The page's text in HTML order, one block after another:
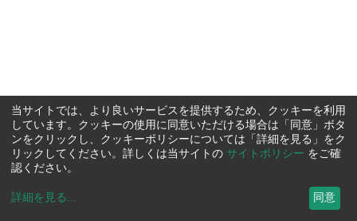
当サイトでは、より良いサービスを提供するため、クッキーを利用
しています。クッキーの使用に同意いただける場合は「同意」ボタ
ンをクリックし、クッキーポリシーについては「詳細を見る」をク
リックしてください。詳しくは当サイトの サイトポリシー をご確
認ください。
詳細を見る ... 同意